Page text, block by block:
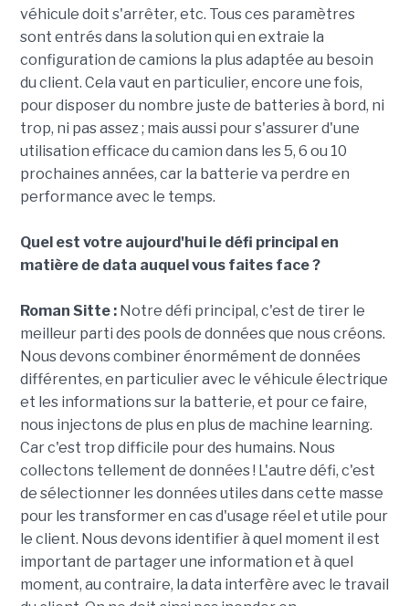
véhicule doit s'arrêter, etc. Tous ces paramètres
sont entrés dans la solution qui en extraie la
configuration de camions la plus adaptée au besoin
du client. Cela vaut en particulier, encore une fois,
pour disposer du nombre juste de batteries à bord, ni
trop, ni pas assez ; mais aussi pour s'assurer d'une
utilisation efficace du camion dans les 5, 6 ou 10
prochaines années, car la batterie va perdre en
performance avec le temps.
Quel est votre aujourd'hui le défi principal en
matière de data auquel vous faites face ?
Roman Sitte :Notre défi principal, c'est de tirer le
meilleur parti des pools de données que nous créons.
Nous devons combiner énormément de données
différentes, en particulier avec le véhicule électrique
et les informations sur la batterie, et pour ce faire,
nous injectons de plus en plus de machine learning.
Car c'est trop difficile pour des humains. Nous
collectons tellement de données ! L'autre défi, c'est
de sélectionner les données utiles dans cette masse
pour les transformer en cas d'usage réel et utile pour
le client. Nous devons identifier à quel moment il est
important de partager une information et à quel
moment, au contraire, la data interfère avec le travail